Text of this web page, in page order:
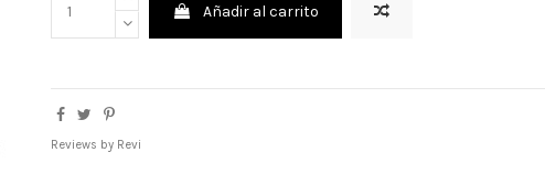
Añadir al carrito
Reviews by Revi